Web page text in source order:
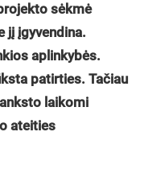
sėkmė
jį įgyvendina.
aplinkybės.
patirties. Tačiau
laikomi
ateities